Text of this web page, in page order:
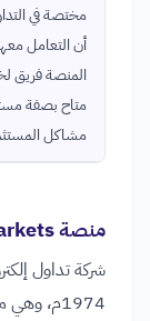
مختصة في
أن التعامل
المنصة فريق
متاح بصفة
مشاكل
منصة IG Markets
شركة تداول
1974م،